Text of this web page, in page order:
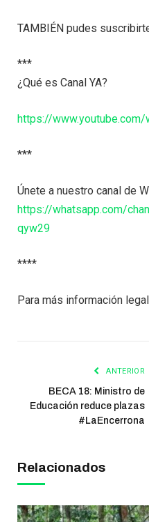
TAMBIÉN pudes
***
¿Qué es Canal YA?
https://www.youtube.com/
***
Únete a nuestro canal de
https://whatsapp.com/
qyw29
****
Para más información
ANTERIOR
BECA 18: Ministro de
Educación reduce plazas
#LaEncerrona
Relacionados